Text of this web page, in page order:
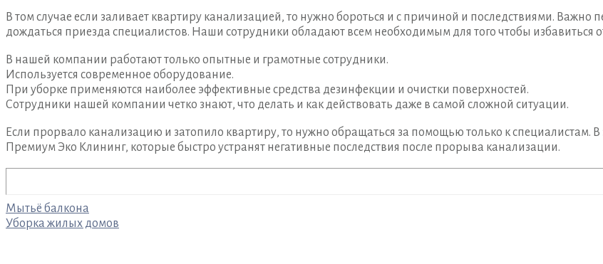
В том случае если заливает квартиру канализацией, то нужно бороться и с причиной и последствиями. Важно
дождаться приезда специалистов. Наши сотрудники обладают всем необходимым для того чтобы избавиться
В нашей компании работают только опытные и грамотные сотрудники.
Используется современное оборудование.
При уборке применяются наиболее эффективные средства дезинфекции и очистки поверхностей.
Сотрудники нашей компании четко знают, что делать и как действовать даже в самой сложной ситуации.
Если прорвало канализацию и затопило квартиру, то нужно обращаться за помощью только к специалистам.
Премиум Эко Клининг, которые быстро устранят негативные последствия после прорыва канализации.
Навигация
по
Мытьё балкона
Уборка жилых домов